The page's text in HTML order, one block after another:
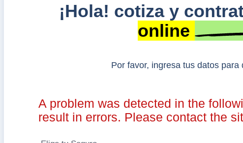
¡Hola! cotiza y
online
Por favor, ingresa tus datos
A problem was detected in the
result in errors. Please contact the